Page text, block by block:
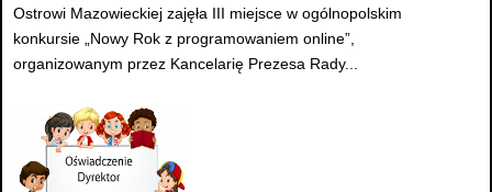
Ostrowi Mazowieckiej zajęła III miejsce w ogólnopolskim
konkursie „Nowy Rok z programowaniem online”,
organizowanym przez Kancelarię Prezesa Rady...